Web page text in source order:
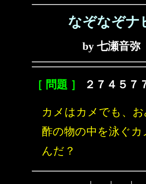
なぞなぞナ
by 七瀬音弥
［ 問題 ］ ２７４５７
カメはカメでも、
酢の物の中を泳ぐカ
んだ？